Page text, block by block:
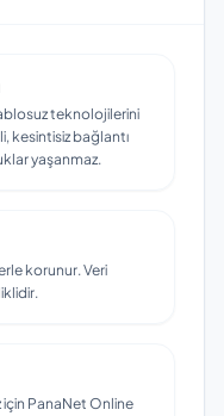
teknolojilerini
kesintisiz bağlantı
yaşanmaz.
korunur. Veri
için PanaNet Online